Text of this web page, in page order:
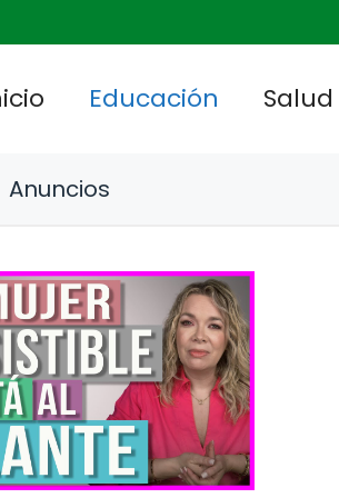
Educación Salud
Anuncios